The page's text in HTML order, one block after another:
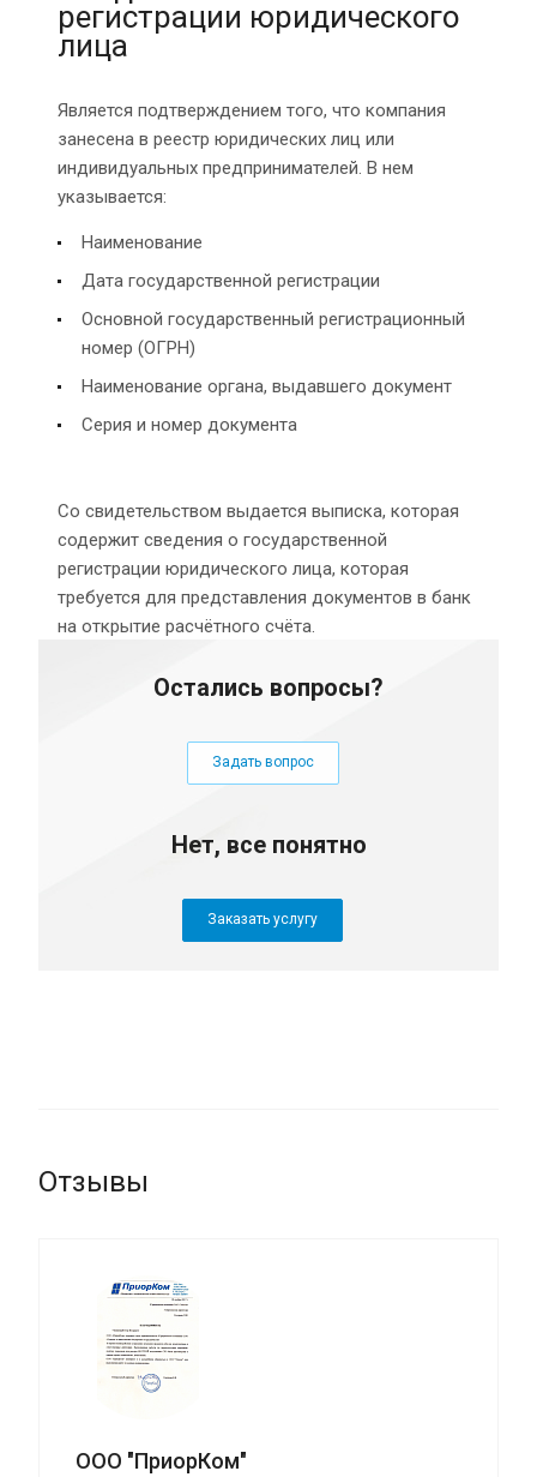
регистрации юридического
лица
Является подтверждением того, что компания
занесена в реестр юридических лиц или
индивидуальных предпринимателей. В нем
указывается:
Наименование
Дата государственной регистрации
Основной государственный регистрационный
номер (ОГРН)
Наименование органа, выдавшего документ
Серия и номер документа
Со свидетельством выдается выписка, которая
содержит сведения о государственной
регистрации юридического лица, которая
требуется для представления документов в банк
на открытие расчётного счёта.
Остались вопросы?
Задать вопрос
Нет, все понятно
Заказать услугу
Отзывы
ООО "ПриорКом"